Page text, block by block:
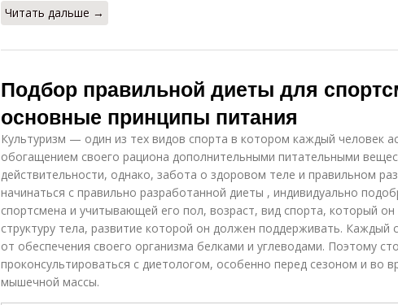
Читать дальше →
Подбор правильной диеты для
основные принципы питания
Культуризм — один из тех видов спорта в котором каждый человек
обогащением своего рациона дополнительными питательными
действительности, однако, забота о здоровом теле и правильном
начинаться с правильно разработанной диеты , индивидуально
спортсмена и учитывающей его пол, возраст, вид спорта, который он
структуру тела, развитие которой он должен поддерживать. Каждый
от обеспечения своего организма белками и углеводами. Поэтому
проконсультироваться с диетологом, особенно перед сезоном и во
мышечной массы.